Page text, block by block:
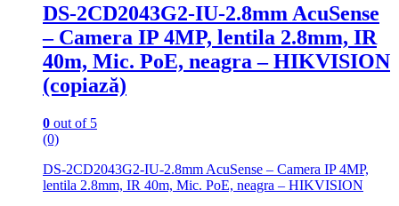
DS-2CD2043G2-IU-2.8mm AcuSense
– Camera IP 4MP, lentila 2.8mm, IR
40m, Mic. PoE, neagra – HIKVISION
(copiază)
0 out of 5
(0)
DS-2CD2043G2-IU-2.8mm AcuSense – Camera IP 4MP,
lentila 2.8mm, IR 40m, Mic. PoE, neagra – HIKVISION